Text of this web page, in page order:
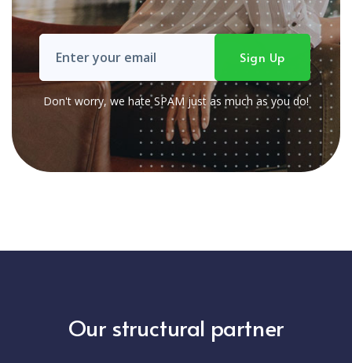
Don't worry, we hate SPAM just as much as you do!
Our structural partner